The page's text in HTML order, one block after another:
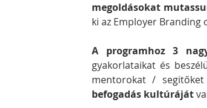
megoldásokat
ki az Employer Branding
A programhoz 3
gyakorlataikat és
mentorokat /
befogadás kultúráját